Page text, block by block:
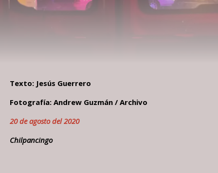
Texto: Jesús Guerrero
Fotografía: Andrew Guzmán / Archivo
20 de agosto del 2020
Chilpancingo